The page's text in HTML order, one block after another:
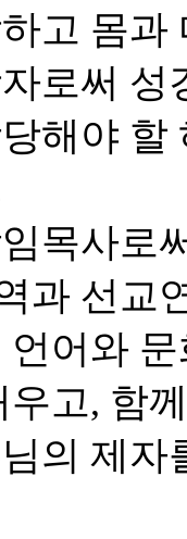
고 몸
로써
해야
목사로
과 선교
어와
고, 함
의 제